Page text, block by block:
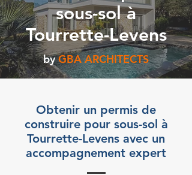
sous-sol à
Tourrette-Levens
by GBA ARCHITECTS
Obtenir un permis de
construire pour sous-sol à
Tourrette-Levens avec un
accompagnement expert